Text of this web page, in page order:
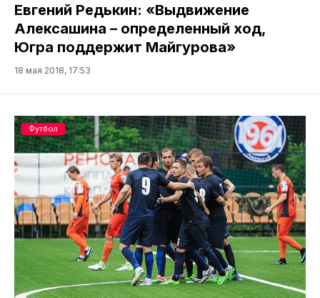
Евгений Редькин: «Выдвижение
Алексашина – определенный ход,
Югра поддержит Майгурова»
18 мая 2018, 17:53
Футбол